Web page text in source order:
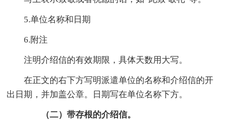
5.单位名称和日期
6.附注
注明介绍信的有效期限，具体天数用大写。
在正文的右下方写明派遣单位的名称和介绍信的开
出日期，并加盖公章。日期写在单位名称下方。
（二）带存根的介绍信。